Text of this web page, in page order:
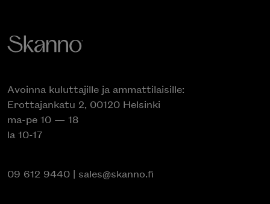
Avoinna kuluttajille ja ammattilaisille:
Erottajankatu 2, 00120 Helsinki
ma-pe 10 — 18
la 10-17
09 612 9440 | sales@skanno.fi